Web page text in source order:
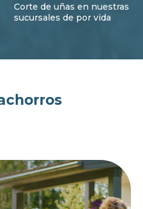
Corte de uñas en nuestras
sucursales de por vida